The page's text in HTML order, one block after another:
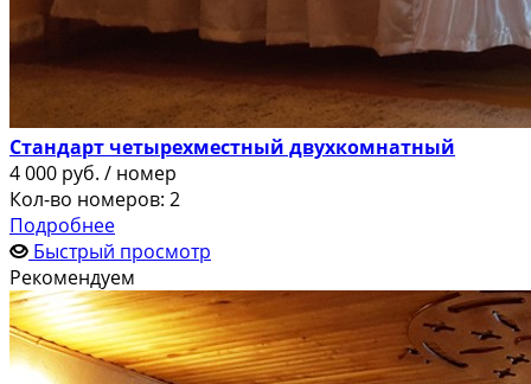
Стандарт четырехместный двухкомнатный
4 000 руб. / номер
Кол-во номеров: 2
Подробнее
Быстрый просмотр
Рекомендуем